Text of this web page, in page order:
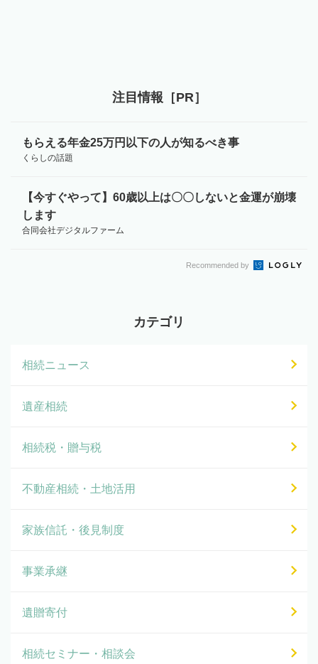
注目情報［PR］
もらえる年金25万円以下の人が知るべき事
くらしの話題
【今すぐやって】60歳以上は〇〇しないと金運が崩壊
します
合同会社デジタルファーム
Recommended by
カテゴリ
相続ニュース
遺産相続
相続税・贈与税
不動産相続・土地活用
家族信託・後見制度
事業承継
遺贈寄付
相続セミナー・相談会